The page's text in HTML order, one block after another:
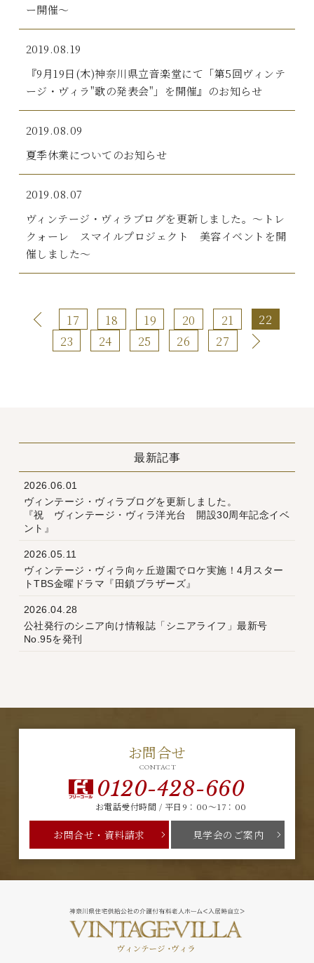
ー開催～
2019.08.19
『9月19日(木)神奈川県立音楽堂にて「第5回ヴィンテ
ージ・ヴィラ"歌の発表会"」を開催』のお知らせ
2019.08.09
夏季休業についてのお知らせ
2019.08.07
ヴィンテージ・ヴィラブログを更新しました。～トレ
クォーレ スマイルプロジェクト 美容イベントを開
催しました～
17 18 19 20 21
22
23
24 25 26 27
最新記事
2026.06.01
ヴィンテージ・ヴィラブログを更新しました。
『祝 ヴィンテージ・ヴィラ洋光台 開設30周年記念イベ
ント』
2026.05.11
ヴィンテージ・ヴィラ向ヶ丘遊園でロケ実施！4月スター
トTBS金曜ドラマ『田鎖ブラザーズ』
2026.04.28
公社発行のシニア向け情報誌「シニアライフ」最新号
No.95を発刊
お問合せ
CONTACT
0120-428-660
お電話受付時間 / 平日9：00～17：00
お問合せ・資料請求 見学会のご案内